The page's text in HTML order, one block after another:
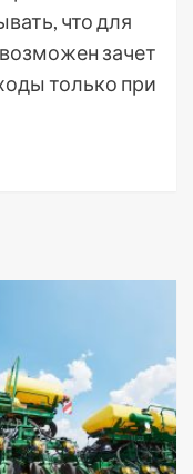
что для
зачет
только при